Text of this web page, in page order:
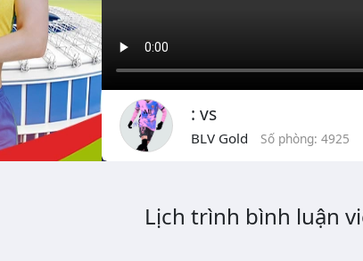
: vs
BLV Gold Số phòng: 4925
Lịch trình bình luận